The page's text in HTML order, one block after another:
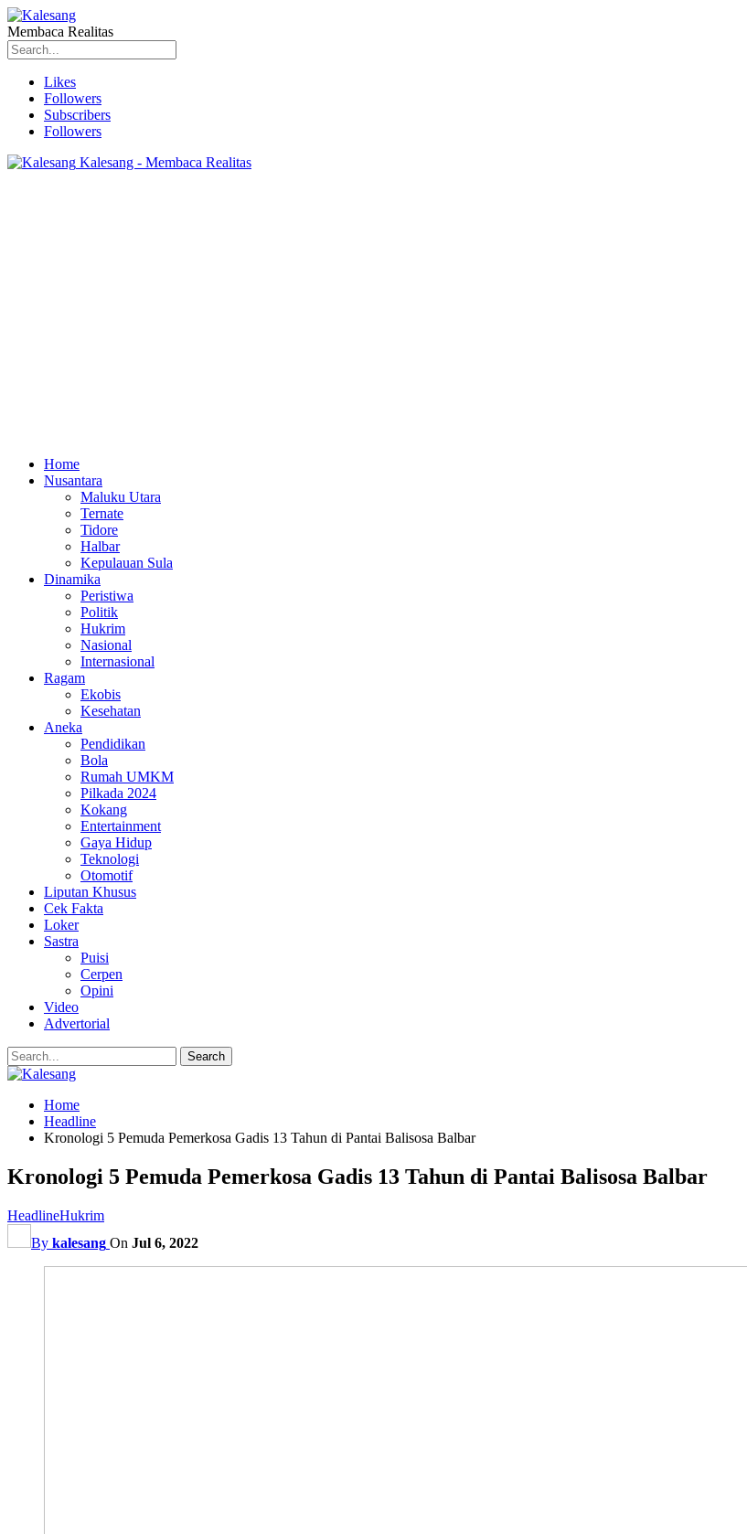
Membaca Realitas
Likes
Followers
Subscribers
Followers
Kalesang - Membaca Realitas
Home
Nusantara
Maluku Utara
Ternate
Tidore
Halbar
Kepulauan Sula
Dinamika
Peristiwa
Politik
Hukrim
Nasional
Internasional
Ragam
Ekobis
Kesehatan
Aneka
Pendidikan
Bola
Rumah UMKM
Pilkada 2024
Kokang
Entertainment
Gaya Hidup
Teknologi
Otomotif
Liputan Khusus
Cek Fakta
Loker
Sastra
Puisi
Cerpen
Opini
Video
Advertorial
Home
Headline
Kronologi 5 Pemuda Pemerkosa Gadis 13 Tahun di Pantai Balisosa Balbar
Kronologi 5 Pemuda Pemerkosa Gadis 13 Tahun di Pantai Balisosa Balbar
HeadlineHukrim
By kalesang On Jul 6, 2022